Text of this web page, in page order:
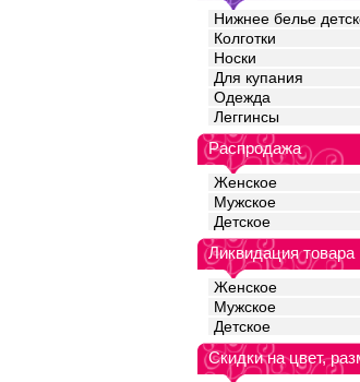
Нижнее белье
Колготки
Носки
Для купания
Одежда
Леггинсы
Распродажа
Женское
Мужское
Детское
Ликвидация товара
Женское
Мужское
Детское
Скидки на цвет,